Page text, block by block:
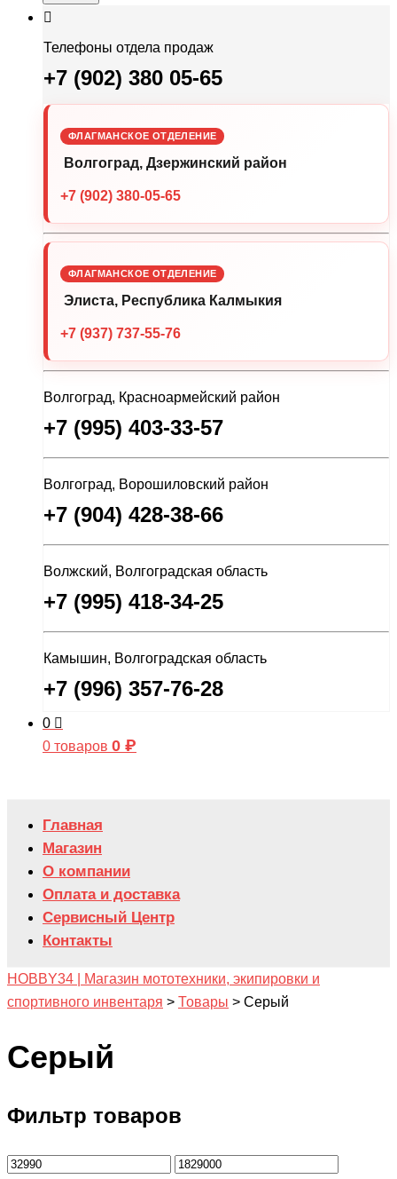
Телефоны отдела продаж
+7 (902) 380 05-65
ФЛАГМАНСКОЕ ОТДЕЛЕНИЕ
Волгоград, Дзержинский район
+7 (902) 380-05-65
ФЛАГМАНСКОЕ ОТДЕЛЕНИЕ
Элиста, Республика Калмыкия
+7 (937) 737-55-76
Волгоград, Красноармейский район
+7 (995) 403-33-57
Волгоград, Ворошиловский район
+7 (904) 428-38-66
Волжский, Волгоградская область
+7 (995) 418-34-25
Камышин, Волгоградская область
+7 (996) 357-76-28
0
0 товаров 0 ₽
Главная
Магазин
О компании
Оплата и доставка
Сервисный Центр
Контакты
HOBBY34 | Магазин мототехники, экипировки и
спортивного инвентаря > Товары > Серый
Серый
Фильтр товаров